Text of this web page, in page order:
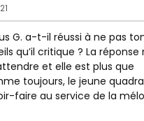
G. a-t-il réussi à ne pas
qu’il critique ? La réponse
et elle est plus que
toujours, le jeune
faire au service de la